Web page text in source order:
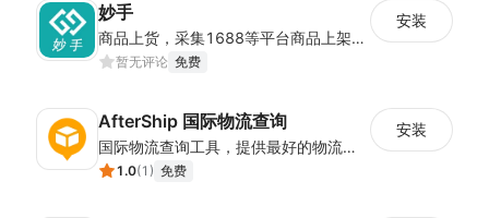
妙手
商品上货，采集1688等平台商品上架到Shoplazza。订单管理，管理多平台订单
暂无评论 免费
安装
AfterShip 国际物流查询
国际物流查询工具，提供最好的物流查询售后体验，提高客户忠诚度，带来更多销售额。
1.0(1 ) 免费
安装